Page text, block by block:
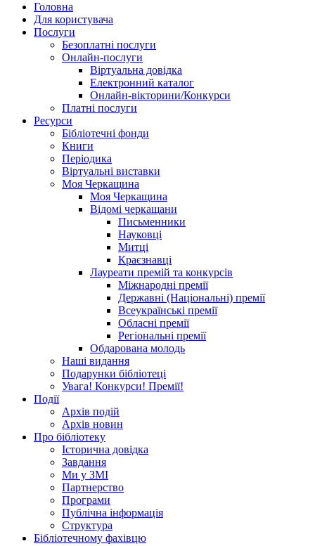
Головна
Для користувача
Послуги
Безоплатні послуги
Онлайн-послуги
Віртуальна довідка
Електронний каталог
Онлайн-вікторини/Конкурси
Платні послуги
Ресурси
Бібліотечні фонди
Книги
Періодика
Віртуальні виставки
Моя Черкащина
Моя Черкащина
Відомі черкащани
Письменники
Науковці
Митці
Краєзнавці
Лауреати премій та конкурсів
Міжнародні премії
Державні (Національні) премії
Всеукраїнські премії
Обласні премії
Регіональні премії
Обдарована молодь
Наші видання
Подарунки бібліотеці
Увага! Конкурси! Премії!
Події
Архів подій
Архів новин
Про бібліотеку
Історична довідка
Завдання
Ми у ЗМІ
Партнерство
Програми
Публічна інформація
Структура
Бібліотечному фахівцю